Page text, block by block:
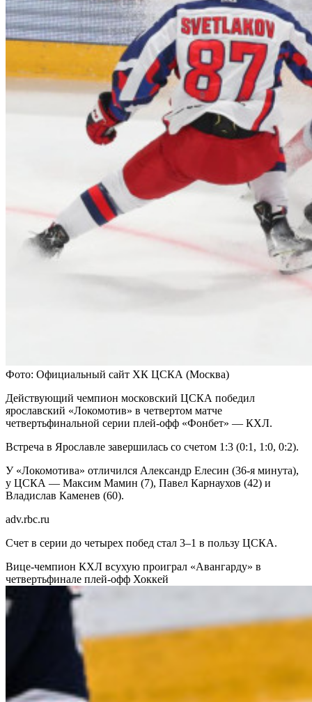
Фото: Официальный сайт ХК ЦСКА (Москва)
Действующий чемпион московский ЦСКА победил
ярославский «Локомотив» в четвертом матче
четвертьфинальной серии плей-офф «Фонбет» — КХЛ.
Встреча в Ярославле завершилась со счетом 1:3 (0:1, 1:0, 0:2).
У «Локомотива» отличился Александр Елесин (36-я минута),
у ЦСКА — Максим Мамин (7), Павел Карнаухов (42) и
Владислав Каменев (60).
adv.rbc.ru
Счет в серии до четырех побед стал 3–1 в пользу ЦСКА.
Вице-чемпион КХЛ всухую проиграл «Авангарду» в
четвертьфинале плей-офф Хоккей